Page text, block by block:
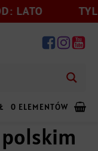
0 ELEMENTÓW